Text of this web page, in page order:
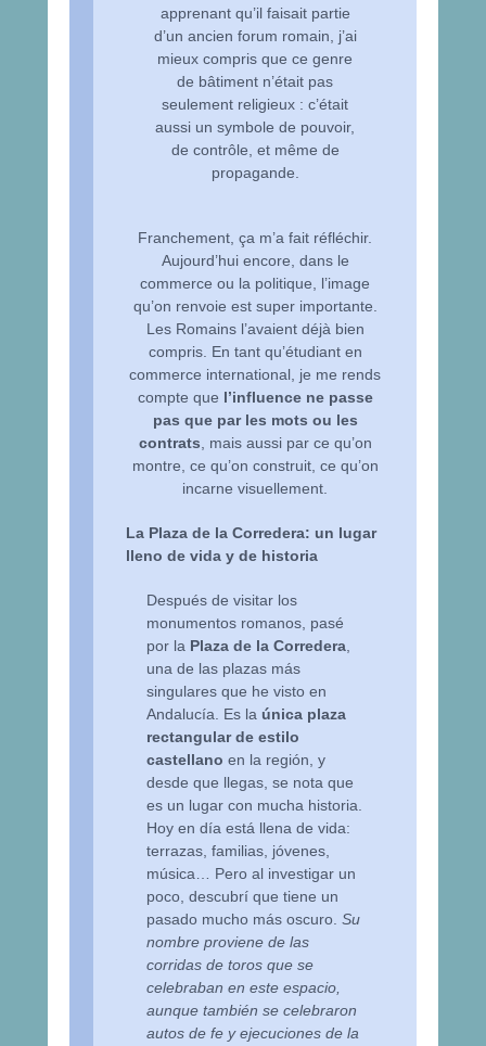
apprenant qu’il faisait partie
d’un ancien forum romain, j’ai
mieux compris que ce genre
de bâtiment n’était pas
seulement religieux : c’était
aussi un symbole de pouvoir,
de contrôle, et même de
propagande.
Franchement, ça m’a fait réfléchir.
Aujourd’hui encore, dans le
commerce ou la politique, l’image
qu’on renvoie est super importante.
Les Romains l’avaient déjà bien
compris. En tant qu’étudiant en
commerce international, je me rends
compte que l’influence ne passe
pas que par les mots ou les
contrats , mais aussi par ce qu’on
montre, ce qu’on construit, ce qu’on
incarne visuellement.
La Plaza de la Corredera: un lugar
lleno de vida y de historia
Después de visitar los
monumentos romanos, pasé
por la Plaza de la Corredera
una de las plazas más
singulares que he visto en
Andalucía. Es la única plaza
rectangular de estilo
castellano en la región, y
desde que llegas, se nota que
es un lugar con mucha historia.
Hoy en día está llena de vida:
terrazas, familias, jóvenes,
música… Pero al investigar un
poco, descubrí que tiene un
pasado mucho más oscuro.Su
nombre proviene de las
corridas de toros que se
celebraban en este espacio,
aunque también se celebraron
autos de fe y ejecuciones de la